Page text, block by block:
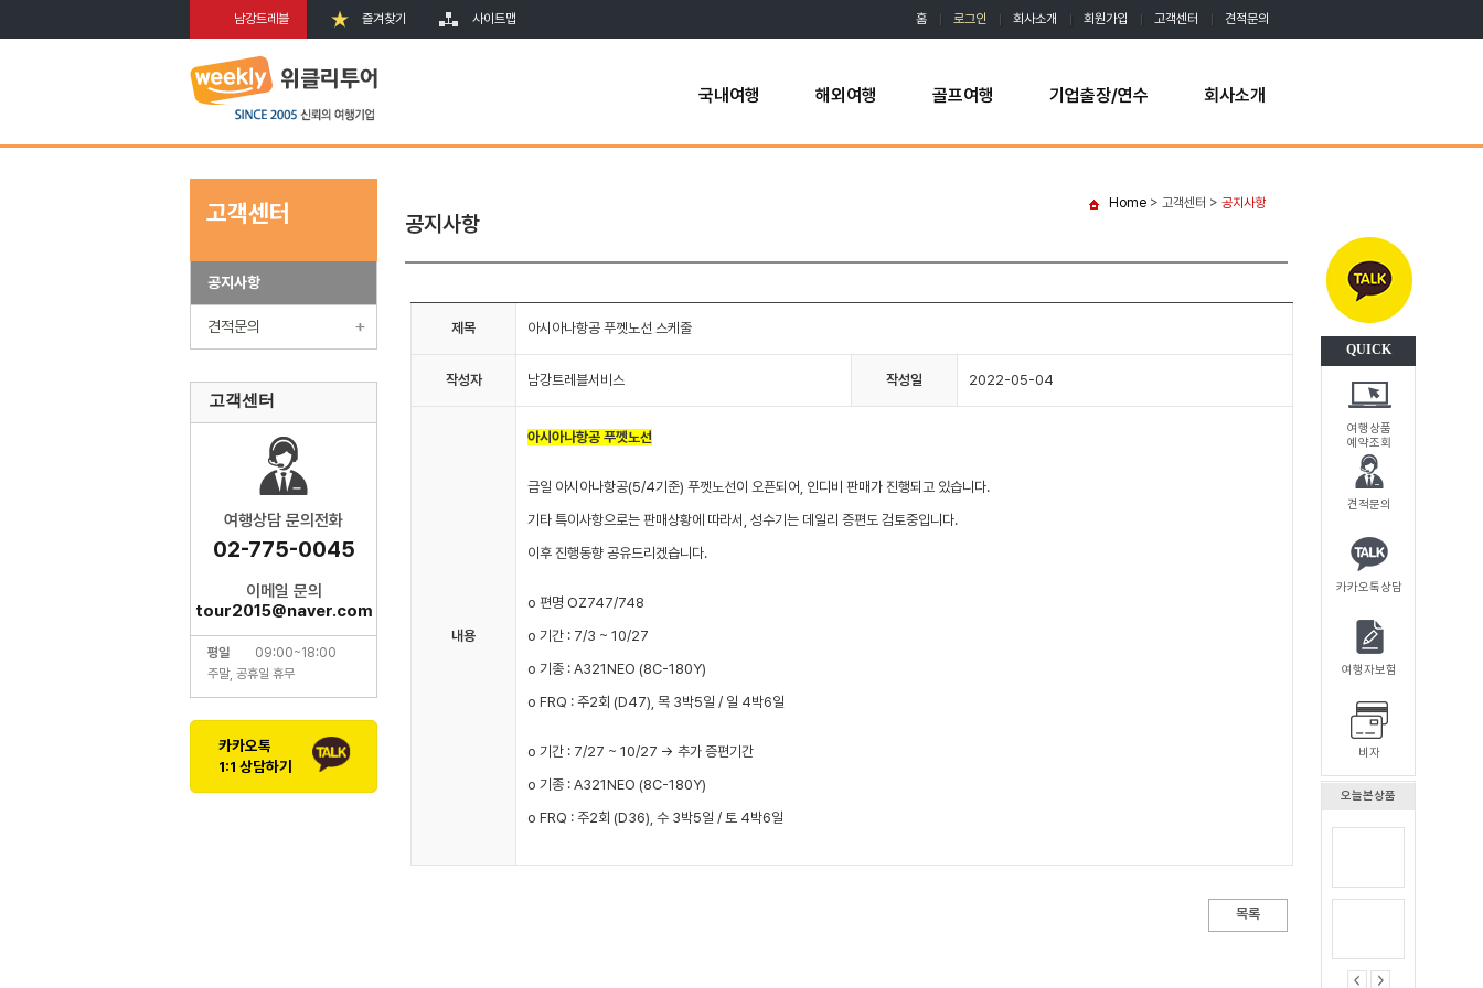
QUICK
여행상품
예약조회
견적문의
카카오톡상담
여행자보험
비자
오늘본상품
남강트레블 즐겨찾기 사이트맵 홈 로그인 회사소개 회원가입 고객센터 견적문의
국내여행 해외여행 골프여행 기업출장/연수 회사소개
고객센터
공지사항
견적문의
고객센터
여행상담 문의전화
02-775-0045
이메일 문의
tour2015@naver.com
평일
09:00~18:00
주말, 공휴일 휴무
카카오톡
1:1 상담하기
Home > 고객센터 > 공지사항
공지사항
제목 아시아나항공 푸껫노선 스케줄
작성자 남강트레블서비스 작성일 2022-05-04
내용
아시아나항공 푸껫노선
금일 아시아나항공(5/4기준) 푸껫노선이 오픈되어, 인디비 판매가 진행되고 있습니다.
기타 특이사항으로는 판매상황에 따라서, 성수기는 데일리 증편도 검토중입니다.
이후 진행동향 공유드리겠습니다.
o 편명 OZ747/748
o 기간 : 7/3 ~ 10/27
o 기종 : A321NEO (8C-180Y)
o FRQ : 주2회 (D47), 목 3박5일 / 일 4박6일
o 기간 : 7/27 ~ 10/27 -> 추가 증편기간
o 기종 : A321NEO (8C-180Y)
o FRQ : 주2회 (D36), 수 3박5일 / 토 4박6일
목록